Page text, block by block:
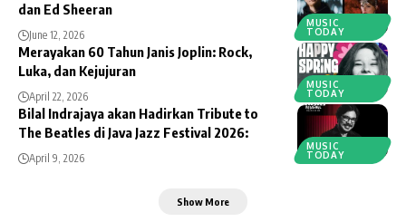
MUSIC
TODAY
dan Ed Sheeran
June 12, 2026
MUSIC
TODAY
Merayakan 60 Tahun Janis Joplin: Rock,
Luka, dan Kejujuran
April 22, 2026
MUSIC
TODAY
Bilal Indrajaya akan Hadirkan Tribute to
The Beatles di Java Jazz Festival 2026:
April 9, 2026
Show More